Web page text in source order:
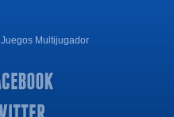
Juegos Multijugador